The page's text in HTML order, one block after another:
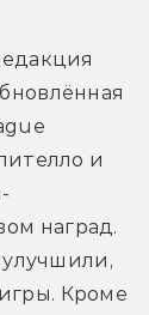
и
наград.
улучшили,
Кроме